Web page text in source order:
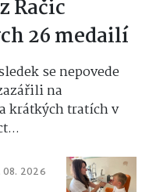
Račic
26 medailí
se nepovede
na
krátkých tratích v
08. 2026